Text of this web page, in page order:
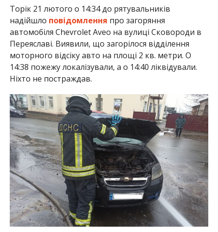
Торік 21 лютого о 14:34 до рятувальників
надійшло повідомлення про загоряння
автомобіля Chevrolet Aveo на вулиці Сковороди в
Переяславі. Виявили, що загорілося відділення
моторного відсіку авто на площі 2 кв. метри. О
14:38 пожежу локалізували, а о 14:40 ліквідували.
Ніхто не постраждав.